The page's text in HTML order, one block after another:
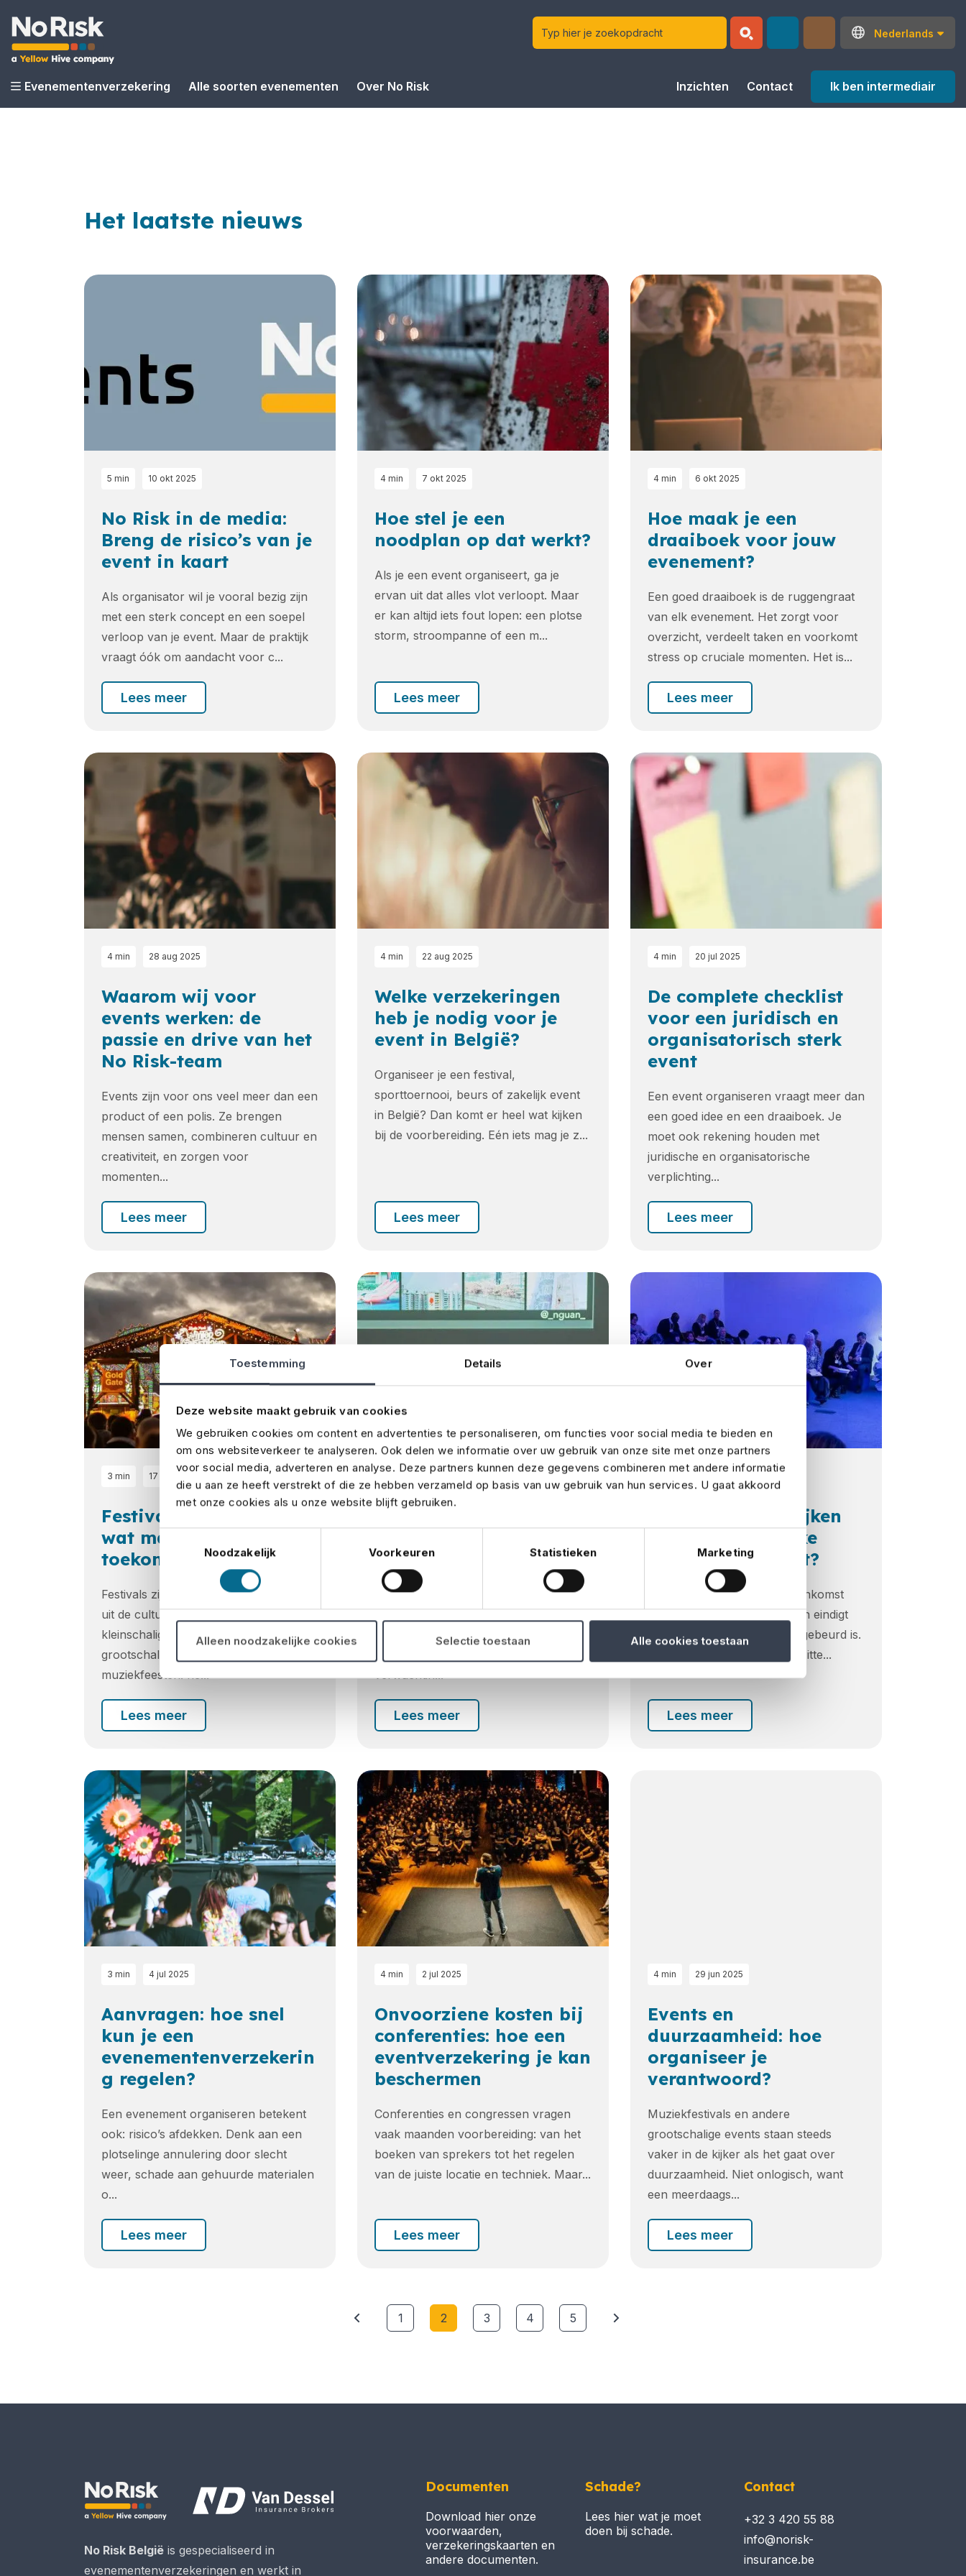
Toestemming Details Over
Deze website maakt gebruik van cookies
We gebruiken cookies om content en advertenties te personaliseren, om functies voor social media te bieden en
om ons websiteverkeer te analyseren. Ook delen we informatie over uw gebruik van onze site met onze partners
voor social media, adverteren en analyse. Deze partners kunnen deze gegevens combineren met andere informatie
die u aan ze heeft verstrekt of die ze hebben verzameld op basis van uw gebruik van hun services. U gaat akkoord
met onze cookies als u onze website blijft gebruiken.
Toestemmingsselectie
Noodzakelijk
Voorkeuren Statistieken Marketing
Alleen noodzakelijke cookies Selectie toestaan Alle cookies toestaan
Nederlands
Evenementenverzekering Alle soorten evenementen Over No Risk Inzichten Contact Ik ben intermediair
Het laatste nieuws
5 min 10 okt 2025
No Risk in de media:
Breng de risico’s van je
event in kaart
Als organisator wil je vooral bezig zijn
met een sterk concept en een soepel
verloop van je event. Maar de praktijk
vraagt óók om aandacht voor c...
Lees meer
4 min 7 okt 2025
Hoe stel je een
noodplan op dat werkt?
Als je een event organiseert, ga je
ervan uit dat alles vlot verloopt. Maar
er kan altijd iets fout lopen: een plotse
storm, stroompanne of een m...
Lees meer
4 min 6 okt 2025
Hoe maak je een
draaiboek voor jouw
evenement?
Een goed draaiboek is de ruggengraat
van elk evenement. Het zorgt voor
overzicht, verdeelt taken en voorkomt
stress op cruciale momenten. Het is...
Lees meer
4 min 28 aug 2025
Waarom wij voor
events werken: de
passie en drive van het
No Risk-team
Events zijn voor ons veel meer dan een
product of een polis. Ze brengen
mensen samen, combineren cultuur en
creativiteit, en zorgen voor
momenten...
Lees meer
4 min 22 aug 2025
Welke verzekeringen
heb je nodig voor je
event in België?
Organiseer je een festival,
sporttoernooi, beurs of zakelijk event
in België? Dan komt er heel wat kijken
bij de voorbereiding. Eén iets mag je z...
Lees meer
4 min 20 jul 2025
De complete checklist
voor een juridisch en
organisatorisch sterk
event
Een event organiseren vraagt meer dan
een goed idee en een draaiboek. Je
moet ook rekening houden met
juridische en organisatorische
verplichting...
Lees meer
3 min 17 jul 2025
Festivals in opmars:
wat maakt een event
toekomstbestendig?
Festivals zijn niet meer weg te denken
uit de culturele kalender. Van
kleinschalige nichefestivals tot
grootschalige meerdaagse
muziekfeesten: he...
Lees meer
12 jul 2025
Zakelijke events in
kansen
Van kleinschalige meetings tot
events zijn volop in ontwikkeling.
verwachtin...
Lees meer
Wat komt erbij kijken
als je een zakelijke
bijeenkomst plant?
Een geslaagde zakelijke bijeenkomst
begint met een helder doel en eindigt
pas als de laatste follow-up gebeurd is.
Tussen die twee momenten zitte...
Lees meer
3 min 4 jul 2025
Aanvragen: hoe snel
kun je een
evenementenverzekerin
g regelen?
Een evenement organiseren betekent
ook: risico’s afdekken. Denk aan een
plotselinge annulering door slecht
weer, schade aan gehuurde materialen
o...
Lees meer
4 min 2 jul 2025
Onvoorziene kosten bij
conferenties: hoe een
eventverzekering je kan
beschermen
Conferenties en congressen vragen
vaak maanden voorbereiding: van het
boeken van sprekers tot het regelen
van de juiste locatie en techniek. Maar...
Lees meer
4 min 29 jun 2025
Events en
duurzaamheid: hoe
organiseer je
verantwoord?
Muziekfestivals en andere
grootschalige events staan steeds
vaker in de kijker als het gaat over
duurzaamheid. Niet onlogisch, want
een meerdaags...
Lees meer
1 2 3 4 5
No Risk België is gespecialiseerd in
evenementenverzekeringen en werkt in
Documenten
Download hier onze
voorwaarden,
verzekeringskaarten en
andere documenten.
Schade?
Lees hier wat je moet
doen bij schade.
Contact
+32 3 420 55 88
info@norisk-
insurance.be